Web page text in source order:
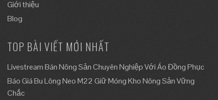
Giới thiệu
Blog
TOP BÀI VIẾT MỚI NHẤT
Livestream Bán Nông Sản Chuyên Nghiệp Với Áo Đồng Phục
Báo Giá Bu Lông Neo M22 Giữ Móng Kho Nông Sản Vững
Chắc